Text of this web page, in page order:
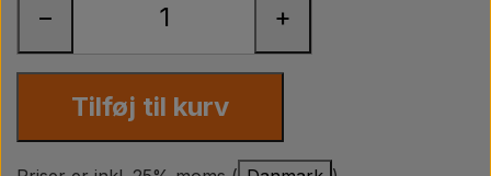
Massey Ferguson
898229M1
− +
Tilføj til kurv